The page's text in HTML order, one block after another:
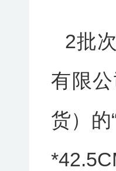
2批
有限
货）的